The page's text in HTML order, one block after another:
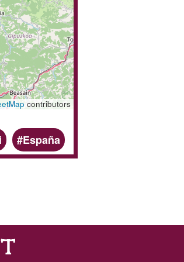
contributors
España